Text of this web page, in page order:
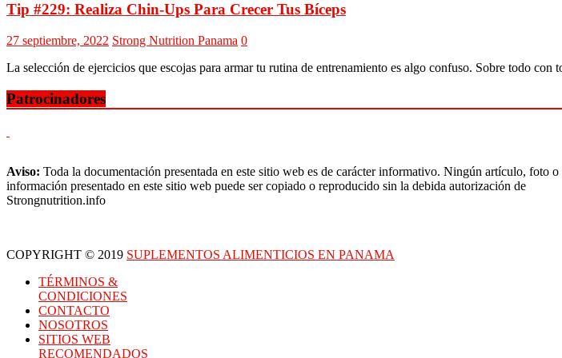
Tip #229: Realiza Chin-Ups Para Crecer Tus Bíceps
27 septiembre, 2022 Strong Nutrition Panama 0
La selección de ejercicios que escojas para armar tu rutina de entrenamiento es algo confuso. Sobre todo con
Patrocinadores
Aviso: Toda la documentación presentada en este sitio web es de carácter informativo. Ningún artículo, foto o
información presentado en este sitio web puede ser copiado o reproducido sin la debida autorización de
Strongnutrition.info
COPYRIGHT © 2019 SUPLEMENTOS ALIMENTICIOS EN PANAMA
TÉRMINOS &
CONDICIONES
CONTACTO
NOSOTROS
SITIOS WEB
RECOMENDADOS